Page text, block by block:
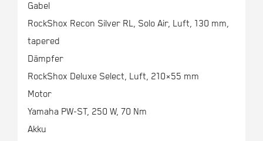
Gabel
RockShox Recon Silver RL, Solo Air, Luft, 130 mm,
tapered
Dämpfer
RockShox Deluxe Select, Luft, 210×55 mm
Motor
Yamaha PW-ST, 250 W, 70 Nm
Akku